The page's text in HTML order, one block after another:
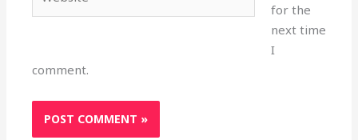
for the
next time
I
comment.